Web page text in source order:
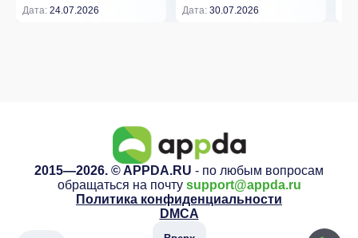
Дата: 24.07.2026
Дата: 30.07.2026
2015—2026. © APPDA.RU - по любым вопросам
обращаться на почту support@appda.ru
Политика конфиденциальности
DMCA